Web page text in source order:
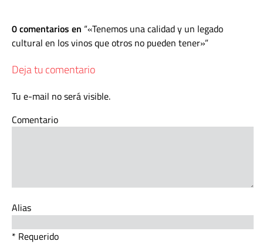
0 comentarios en «Tenemos una calidad y un legado
cultural en los vinos que otros no pueden tener»
Deja tu comentario
Tu e-mail no será visible.
Comentario
Alias
* Requerido